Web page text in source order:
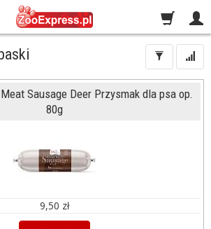
Sausage Deer Przysmak dla psa op.
80g
9,50 zł